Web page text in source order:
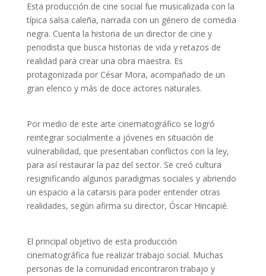
Esta producción de cine social fue musicalizada con la
típica salsa caleña, narrada con un género de comedia
negra. Cuenta la historia de un director de cine y
periodista que busca historias de vida y retazos de
realidad para crear una obra maestra. Es
protagonizada por César Mora, acompañado de un
gran elenco y más de doce actores naturales.
Por medio de este arte cinematográfico se logró
reintegrar socialmente a jóvenes en situación de
vulnerabilidad, que presentaban conflictos con la ley,
para así restaurar la paz del sector. Se creó cultura
resignificando algunos paradigmas sociales y abriendo
un espacio a la catarsis para poder entender otras
realidades, según afirma su director, Óscar Hincapié.
El principal objetivo de esta producción
cinematográfica fue realizar trabajo social. Muchas
personas de la comunidad encontraron trabajo y